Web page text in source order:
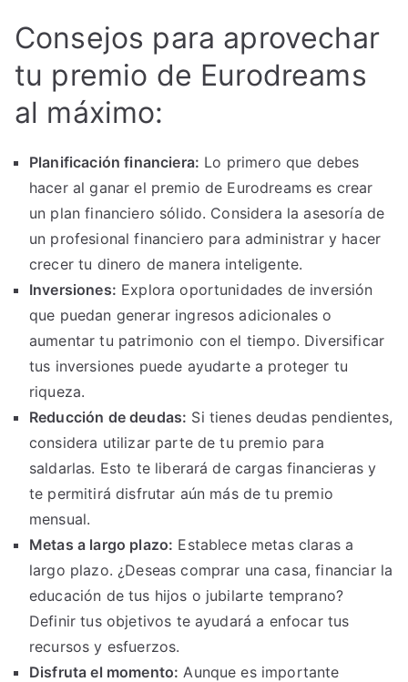
Consejos para aprovechar
tu premio de Eurodreams
al máximo:
Planificación financiera: Lo primero que debes
hacer al ganar el premio de Eurodreams es crear
un plan financiero sólido. Considera la asesoría de
un profesional financiero para administrar y hacer
crecer tu dinero de manera inteligente.
Inversiones: Explora oportunidades de inversión
que puedan generar ingresos adicionales o
aumentar tu patrimonio con el tiempo. Diversificar
tus inversiones puede ayudarte a proteger tu
riqueza.
Reducción de deudas: Si tienes deudas pendientes,
considera utilizar parte de tu premio para
saldarlas. Esto te liberará de cargas financieras y
te permitirá disfrutar aún más de tu premio
mensual.
Metas a largo plazo: Establece metas claras a
largo plazo. ¿Deseas comprar una casa, financiar la
educación de tus hijos o jubilarte temprano?
Definir tus objetivos te ayudará a enfocar tus
recursos y esfuerzos.
Disfruta el momento: Aunque es importante